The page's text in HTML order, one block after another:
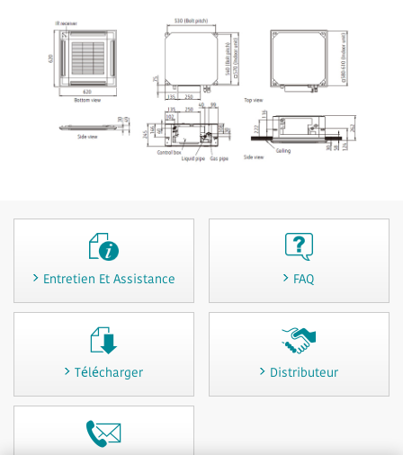
Entretien Et Assistance FAQ
Télécharger Distributeur